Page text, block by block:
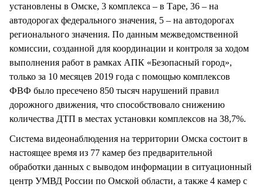
установлены в Омске, 3 комплекса – в Таре, 36 – на
автодорогах федерального значения, 5 – на автодорогах
регионального значения. По данным межведомственной
комиссии, созданной для координации и контроля за ходом
выполнения работ в рамках АПК «Безопасный город»,
только за 10 месяцев 2019 года с помощью комплексов
ФВФ было пресечено 850 тысяч нарушений правил
дорожного движения, что способствовало снижению
количества ДТП в местах установки комплексов на 38,7%.
Система видеонаблюдения на территории Омска состоит в
настоящее время из 77 камер без предварительной
обработки данных с выводом информации в ситуационный
центр УМВД России по Омской области, а также 4 камер с